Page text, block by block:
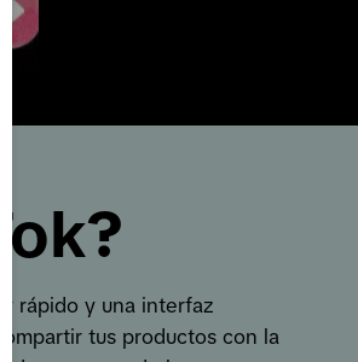
rápido y una interfaz
tus productos con la